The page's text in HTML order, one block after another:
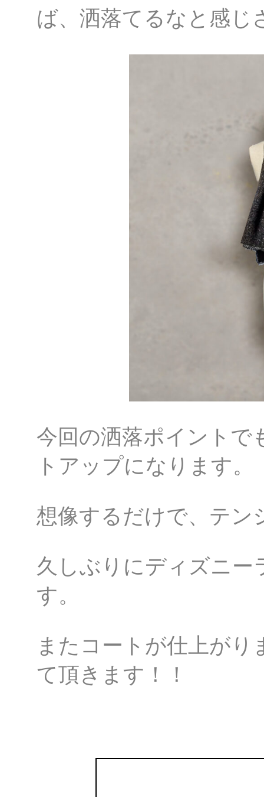
ば、洒落てるなと感じ
今回の洒落ポイントで
トアップになります。
想像するだけで、テン
久しぶりにディズニー
す。
またコートが仕上が
て頂きます！！